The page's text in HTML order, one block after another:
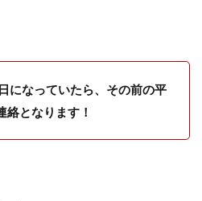
になっていたら、その前の平
絡となります！